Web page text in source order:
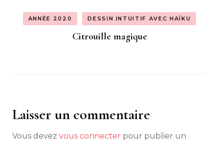
ANNÉE 2020 DESSIN INTUITIF AVEC HAÏKU
Citrouille magique
Laisser un commentaire
Vous devez vous connecter pour publier un